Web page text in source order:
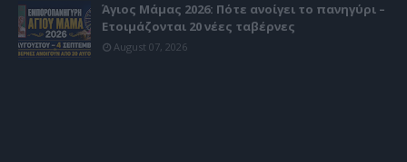
Άγιος Μάμας 2026: Πότε ανοίγει το πανηγύρι –
Ετοιμάζονται 20 νέες ταβέρνες
August 07, 2026